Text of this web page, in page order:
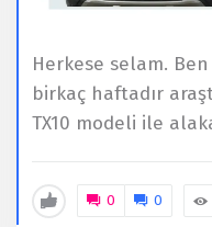
Herkese selam.
birkaç haftadır
TX10 modeli ile
0 0